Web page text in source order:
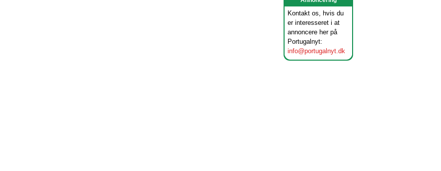
Kontakt os, hvis du
er interesseret i at
annoncere her på
Portugalnyt:
info@portugalnyt.dk